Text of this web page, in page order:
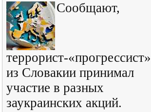
Сообщают,
террорист-«прогрессист»
из Словакии принимал
участие в разных
заукраинских акций.